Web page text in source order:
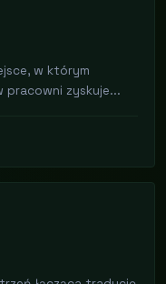
w którym
pracowni zyskuje...